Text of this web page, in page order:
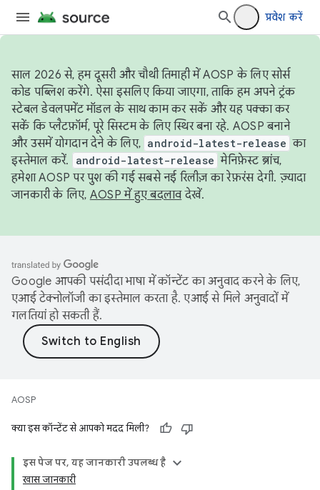
प्रवेश करें
साल 2026 से, हम दूसरी और चौथी तिमाही में AOSP के लिए सोर्स
कोड पब्लिश करेंगे. ऐसा इसलिए किया जाएगा, ताकि हम अपने ट्रंक
स्टेबल डेवलपमेंट मॉडल के साथ काम कर सकें और यह पक्का कर
सकें कि प्लैटफ़ॉर्म, पूरे सिस्टम के लिए स्थिर बना रहे. AOSP बनाने
और उसमें योगदान देने के लिए, android-latest-release का
इस्तेमाल करें.
android-latest-release मेनिफ़ेस्ट ब्रांच,
हमेशा AOSP पर पुश की गई सबसे नई रिलीज़ का रेफ़रंस देगी. ज़्यादा
जानकारी के लिए, AOSP में हुए बदलावदेखें.
Google आपकी पसंदीदा भाषा में कॉन्टेंट का अनुवाद करने के लिए,
एआई टेक्नोलॉजी का इस्तेमाल करता है. एआई से मिले अनुवादों में
गलतियां हो सकती हैं.
AOSP
क्या इस कॉन्टेंट से आपको मदद मिली?
इस पेज पर, यह जानकारी उपलब्ध है
खास जानकारी